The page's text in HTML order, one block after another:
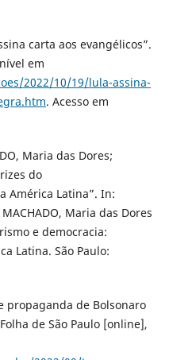
carta aos evangélicos”.
em
2022/10/19/lula-assina-
. Acesso em
Maria das Dores;
do
América Latina”. In:
Maria das Dores
e democracia:
Latina. São Paulo:
propaganda de Bolsonaro
de São Paulo [online],